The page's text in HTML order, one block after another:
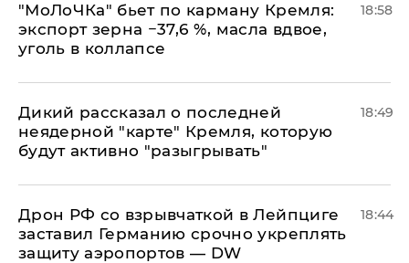
​"МоЛоЧКа" бьет по карману Кремля:
экспорт зерна −37,6 %, масла вдвое,
уголь в коллапсе
18:58
Дикий рассказал о последней
неядерной "карте" Кремля, которую
будут активно "разыгрывать"
18:49
​Дрон РФ со взрывчаткой в Лейпциге
заставил Германию срочно укреплять
защиту аэропортов — DW
18:44